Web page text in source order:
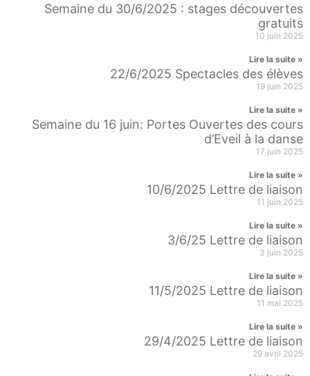
Semaine du 30/6/2025 : stages découvertes
gratuits
10 juin 2025
Lire la suite »
22/6/2025 Spectacles des élèves
19 juin 2025
Lire la suite »
Semaine du 16 juin: Portes Ouvertes des cours
d’Eveil à la danse
17 juin 2025
Lire la suite »
10/6/2025 Lettre de liaison
11 juin 2025
Lire la suite »
3/6/25 Lettre de liaison
3 juin 2025
Lire la suite »
11/5/2025 Lettre de liaison
11 mai 2025
Lire la suite »
29/4/2025 Lettre de liaison
29 avril 2025